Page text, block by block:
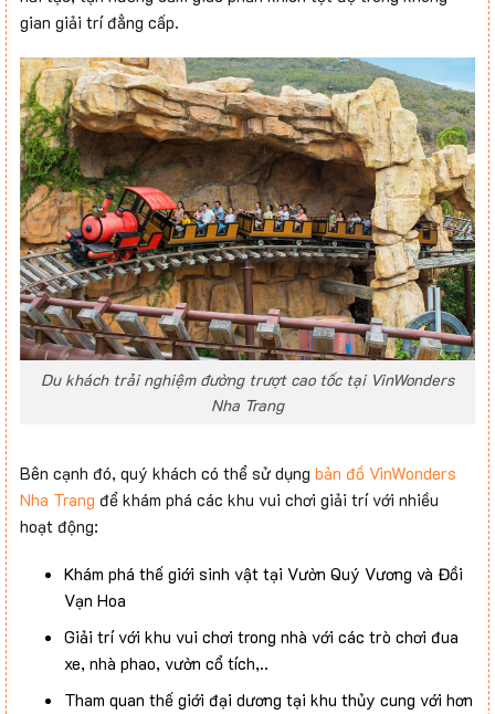
gian giải trí đẳng cấp.
Du khách trải nghiệm đường trượt cao tốc tại VinWonders
Nha Trang
Bên cạnh đó, quý khách có thể sử dụng bản đồ VinWonders
Nha Trang để khám phá các khu vui chơi giải trí với nhiều
hoạt động:
Khám phá thế giới sinh vật tại Vườn Quý Vương và Đồi
Vạn Hoa
Giải trí với khu vui chơi trong nhà với các trò chơi đua
xe, nhà phao, vườn cổ tích,..
Tham quan thế giới đại dương tại khu thủy cung với hơn